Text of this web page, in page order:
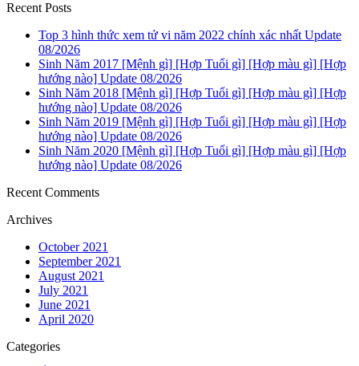
Recent Posts
Top 3 hình thức xem tử vi năm 2022 chính xác nhất Update
08/2026
Sinh Năm 2017 [Mệnh gì] [Hợp Tuổi gì] [Hợp màu gì] [Hợp
hướng nào] Update 08/2026
Sinh Năm 2018 [Mệnh gì] [Hợp Tuổi gì] [Hợp màu gì] [Hợp
hướng nào] Update 08/2026
Sinh Năm 2019 [Mệnh gì] [Hợp Tuổi gì] [Hợp màu gì] [Hợp
hướng nào] Update 08/2026
Sinh Năm 2020 [Mệnh gì] [Hợp Tuổi gì] [Hợp màu gì] [Hợp
hướng nào] Update 08/2026
Recent Comments
Archives
October 2021
September 2021
August 2021
July 2021
June 2021
April 2020
Categories